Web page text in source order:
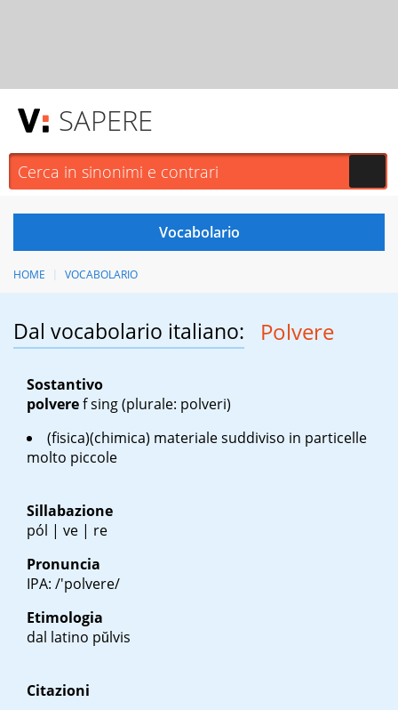
SAPERE
HOME VOCABOLARIO
Dal vocabolario italiano: Polvere
Sostantivo
polveref sing(plurale: polveri)
(fisica)(chimica) materiale suddiviso in particelle
molto piccole
Sillabazione
pól | ve | re
Pronuncia
IPA: /'polvere/
Etimologia
dal latino pŭlvis
Citazioni